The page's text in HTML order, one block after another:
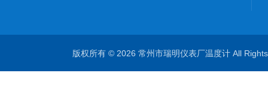
版权所有 © 2026 常州市瑞明仪表厂温度计 All